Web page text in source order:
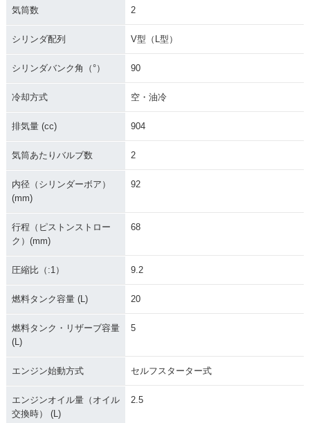
気筒数 2
シリンダ配列 V型（L型）
シリンダバンク角（°） 90
冷却方式 空・油冷
排気量 (cc) 904
気筒あたりバルブ数 2
内径（シリンダーボア）
(mm)
92
行程（ピストンストロー
ク）(mm)
68
圧縮比（:1） 9.2
燃料タンク容量 (L) 20
燃料タンク・リザーブ容量
(L)
5
エンジン始動方式 セルフスターター式
エンジンオイル量（オイル
交換時） (L)
2.5